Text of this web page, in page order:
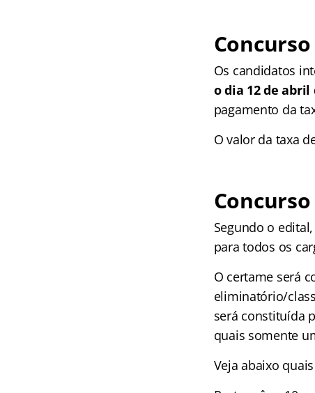
Os candidatos
o dia 12 de abril
pagamento da
O valor da taxa
Segundo o
para todos os
O certame será
eliminatório/
será constituída
quais somente
Veja abaixo